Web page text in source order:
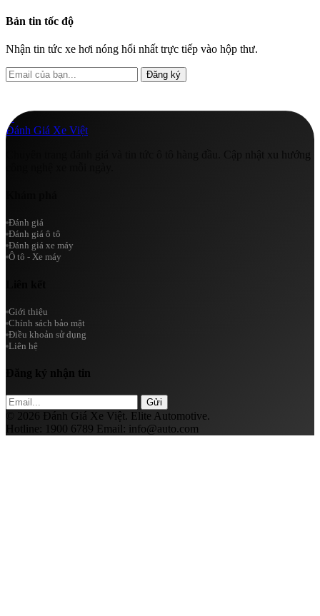
Bản tin tốc độ
Nhận tin tức xe hơi nóng hổi nhất trực tiếp vào hộp thư.
Đăng ký
A
Đánh Giá Xe Việt
Chuyên trang đánh giá và tin tức ô tô hàng đầu. Cập nhật xu hướng
Đánh giá
Đánh giá ô tô
Đánh giá xe máy
Ô tô - Xe máy
Giới thiệu
Chính sách bảo mật
Điều khoản sử dụng
Liên hệ
Đăng ký nhận tin
Gửi
© 2026 Đánh Giá Xe Việt. Elite Automotive.
Hotline: 1900 6789 Email: info@auto.com